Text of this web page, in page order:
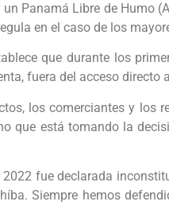
Panamá Libre de Humo
en el caso de los
que durante los
fuera del acceso directo
los comerciantes y los
que está tomando la
2022 fue declarada
Siempre hemos